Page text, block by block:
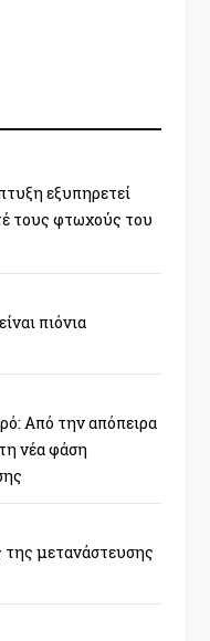
εξυπηρετεί
τους φτωχούς του
πιόνια
Από την απόπειρα
νέα φάση
της μετανάστευσης